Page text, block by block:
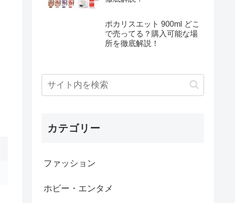
ポカリスエット 900ml どこ
で売ってる？購入可能な場
所を徹底解説！
カテゴリー
ファッション
ホビー・エンタメ